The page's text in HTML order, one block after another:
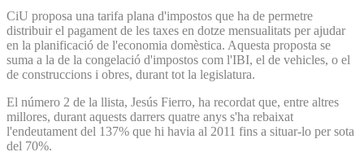
CiU proposa una tarifa plana d'impostos que ha de permetre
distribuir el pagament de les taxes en dotze mensualitats per ajudar
en la planificació de l'economia domèstica. Aquesta proposta se
suma a la de la congelació d'impostos com l'IBI, el de vehicles, o el
de construccions i obres, durant tot la legislatura.
El número 2 de la llista, Jesús Fierro, ha recordat que, entre altres
millores, durant aquests darrers quatre anys s'ha rebaixat
l'endeutament del 137% que hi havia al 2011 fins a situar-lo per sota
del 70%.